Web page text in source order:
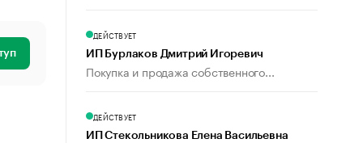
ДЕЙСТВУЕТ
ИП Бурлаков Дмитрий Игоревич
Покупка и продажа собственного...
ДЕЙСТВУЕТ
ИП Стекольникова Елена Васильевна